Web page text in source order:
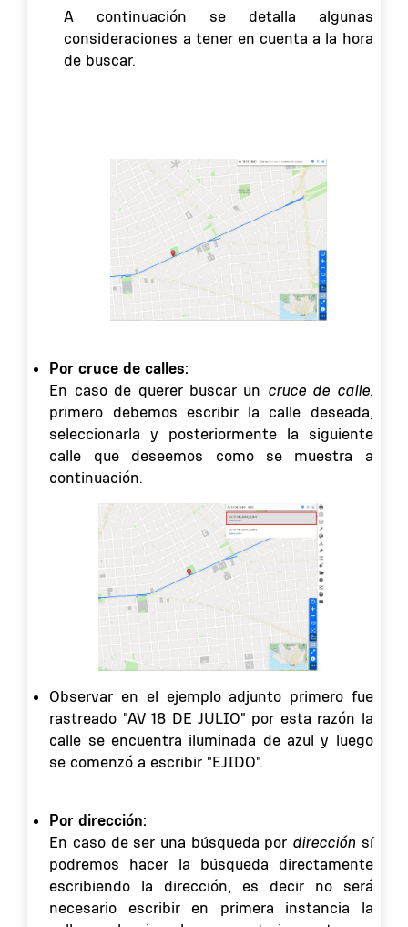
A continuación se detalla algunas
consideraciones a tener en cuenta a la hora
de buscar.
Por cruce de calles:
En caso de querer buscar un cruce de calle,
primero debemos escribir la calle deseada,
seleccionarla y posteriormente la siguiente
calle que deseemos como se muestra a
continuación.
Observar en el ejemplo adjunto primero fue
rastreado "AV 18 DE JULIO" por esta razón la
calle se encuentra iluminada de azul y luego
se comenzó a escribir "EJIDO".
Por dirección:
En caso de ser una búsqueda por dirección sí
podremos hacer la búsqueda directamente
escribiendo la dirección, es decir no será
necesario escribir en primera instancia la